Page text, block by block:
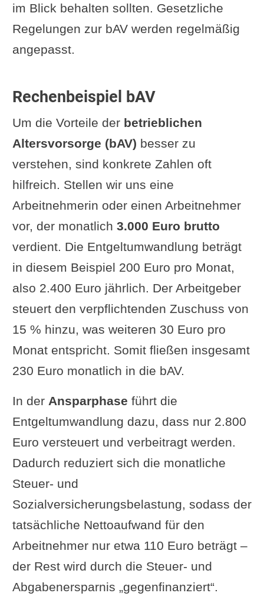
im Blick behalten sollten. Gesetzliche
Regelungen zur bAV werden regelmäßig
angepasst.
Rechenbeispiel bAV
Um die Vorteile der betrieblichen
Altersvorsorge (bAV) besser zu
verstehen, sind konkrete Zahlen oft
hilfreich. Stellen wir uns eine
Arbeitnehmerin oder einen Arbeitnehmer
vor, der monatlich 3.000 Euro brutto
verdient. Die Entgeltumwandlung beträgt
in diesem Beispiel 200 Euro pro Monat,
also 2.400 Euro jährlich. Der Arbeitgeber
steuert den verpflichtenden Zuschuss von
15 % hinzu, was weiteren 30 Euro pro
Monat entspricht. Somit fließen insgesamt
230 Euro monatlich in die bAV.
In der Ansparphase führt die
Entgeltumwandlung dazu, dass nur 2.800
Euro versteuert und verbeitragt werden.
Dadurch reduziert sich die monatliche
Steuer- und
Sozialversicherungsbelastung, sodass der
tatsächliche Nettoaufwand für den
Arbeitnehmer nur etwa 110 Euro beträgt –
der Rest wird durch die Steuer- und
Abgabenersparnis „gegenfinanziert“.